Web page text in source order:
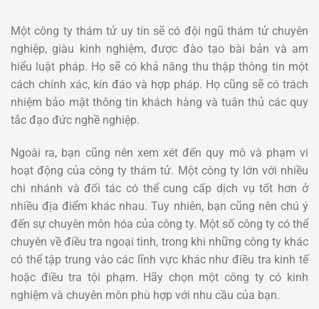
Một công ty thám tử uy tín sẽ có đội ngũ thám tử chuyên
nghiệp, giàu kinh nghiệm, được đào tạo bài bản và am
hiểu luật pháp. Họ sẽ có khả năng thu thập thông tin một
cách chính xác, kín đáo và hợp pháp. Họ cũng sẽ có trách
nhiệm bảo mật thông tin khách hàng và tuân thủ các quy
tắc đạo đức nghề nghiệp.
Ngoài ra, bạn cũng nên xem xét đến quy mô và phạm vi
hoạt động của công ty thám tử. Một công ty lớn với nhiều
chi nhánh và đối tác có thể cung cấp dịch vụ tốt hơn ở
nhiều địa điểm khác nhau. Tuy nhiên, bạn cũng nên chú ý
đến sự chuyên môn hóa của công ty. Một số công ty có thể
chuyên về điều tra ngoại tình, trong khi những công ty khác
có thể tập trung vào các lĩnh vực khác như điều tra kinh tế
hoặc điều tra tội phạm. Hãy chọn một công ty có kinh
nghiệm và chuyên môn phù hợp với nhu cầu của bạn.